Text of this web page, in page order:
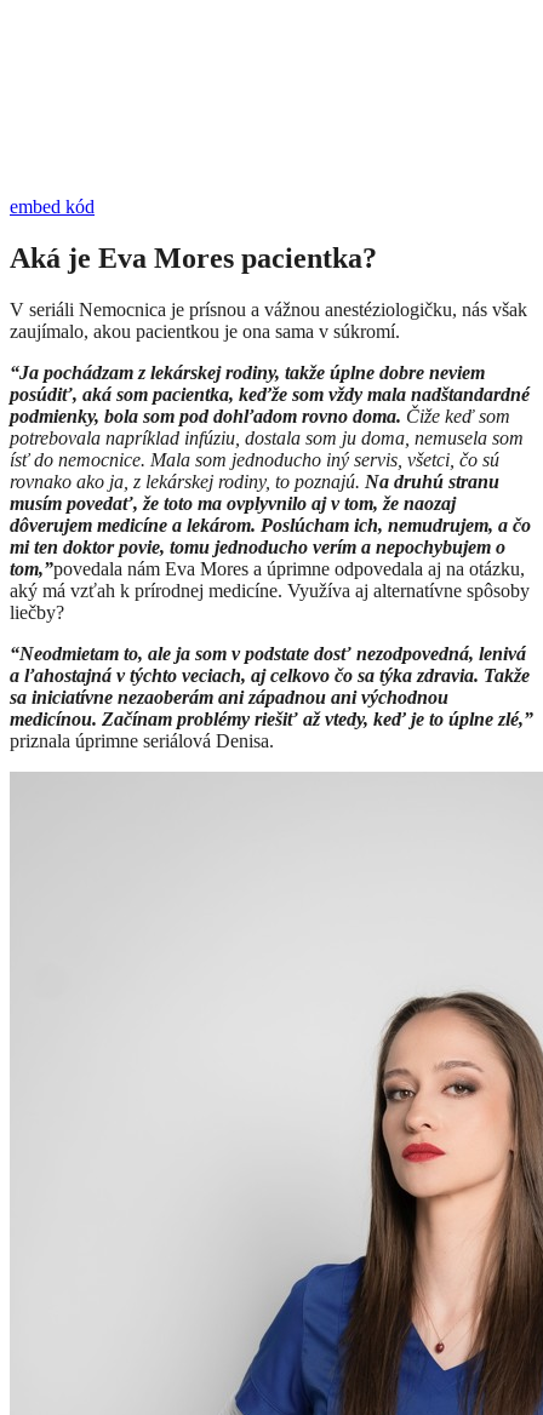
embed kód
​Aká je Eva Mores pacientka?
V seriáli Nemocnica je prísnou a vážnou anestéziologičku, nás však
zaujímalo, akou pacientkou je ona sama v súkromí.
“Ja pochádzam z lekárskej rodiny, takže úplne dobre neviem
posúdiť, aká som pacientka, keďže som vždy mala nadštandardné
podmienky, bola som pod dohľadom rovno doma. Čiže keď som
potrebovala napríklad infúziu, dostala som ju doma, nemusela som
ísť do nemocnice. Mala som jednoducho iný servis, všetci, čo sú
rovnako ako ja, z lekárskej rodiny, to poznajú. Na druhú stranu
musím povedať, že toto ma ovplyvnilo aj v tom, že naozaj
dôverujem medicíne a lekárom. Poslúcham ich, nemudrujem, a čo
mi ten doktor povie, tomu jednoducho verím a nepochybujem o
tom,”povedala nám Eva Mores a úprimne odpovedala aj na otázku,
aký má vzťah k prírodnej medicíne. Využíva aj alternatívne spôsoby
liečby?
“Neodmietam to, ale ja som v podstate dosť nezodpovedná, lenivá
a ľahostajná v týchto veciach, aj celkovo čo sa týka zdravia. Takže
sa iniciatívne nezaoberám ani západnou ani východnou
medicínou. Začínam problémy riešiť až vtedy, keď je to úplne zlé,”
priznala úprimne seriálová Denisa.